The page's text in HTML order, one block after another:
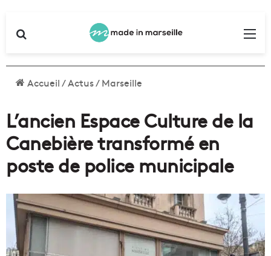
Accueil/Actus/Marseille
L’ancien Espace Culture de la
Canebière transformé en
poste de police municipale